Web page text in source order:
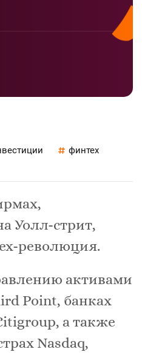
финтех
Уолл-стрит,
революция.
активами
Point, банках
а также
Nasdaq,